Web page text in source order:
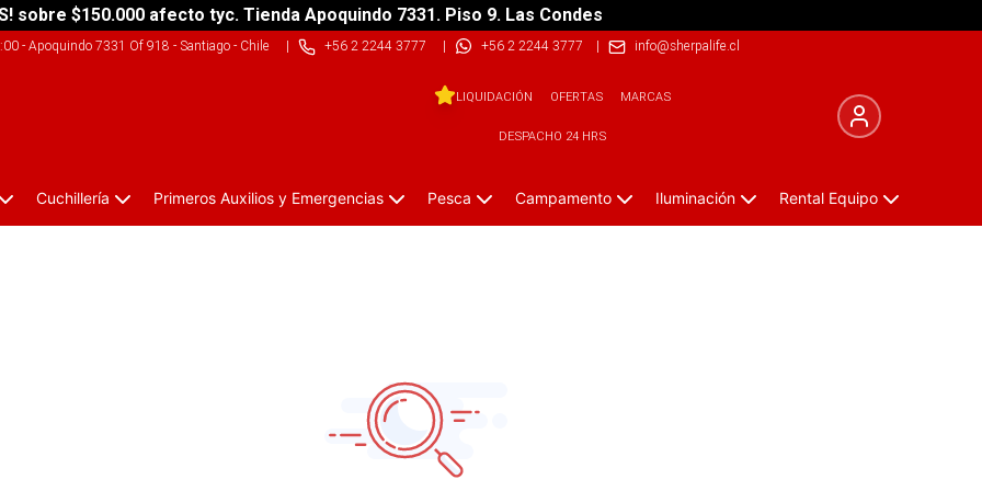
sobre $150.000 afecto tyc. Tienda Apoquindo 7331. Piso 9. Las Condes
- Apoquindo 7331 Of 918 - Santiago - Chile| +56 2 2244 3777 | +56 2 2244 3777 | info@sherpalife.cl
LIQUIDACIÓN OFERTAS MARCAS
DESPACHO 24 HRS
Cuchillería Primeros Auxilios y Emergencias Pesca Campamento Iluminación Rental Equipo